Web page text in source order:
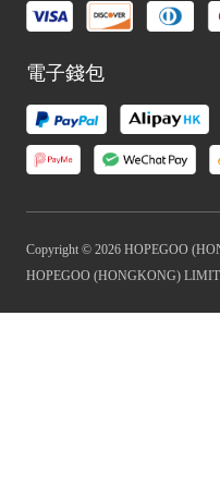
電子錢包
Copyright © 2026 HOPEGOO
HOPEGOO (HONGKONG)